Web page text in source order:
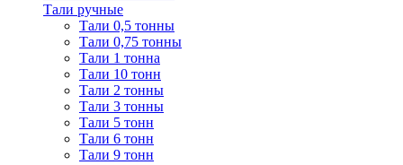
Тали ручные
Тали 0,5 тонны
Тали 0,75 тонны
Тали 1 тонна
Тали 10 тонн
Тали 2 тонны
Тали 3 тонны
Тали 5 тонн
Тали 6 тонн
Тали 9 тонн